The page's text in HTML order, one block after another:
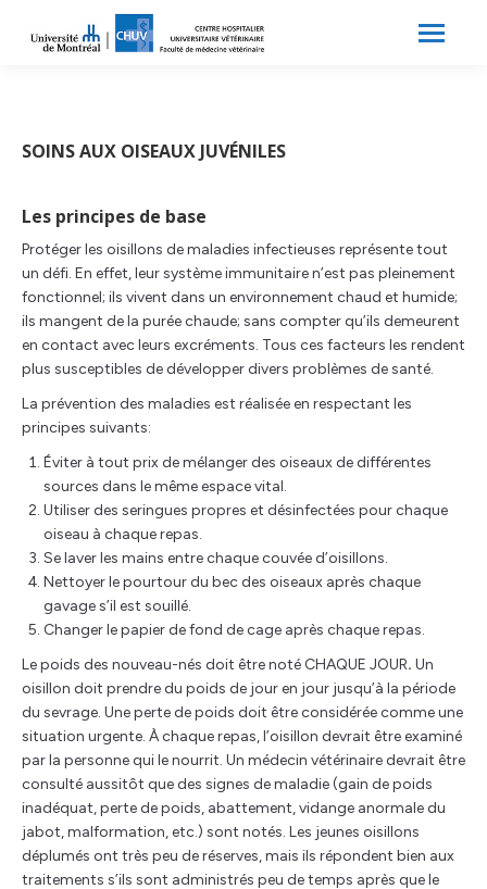
SOINS AUX OISEAUX JUVÉNILES
Les principes de base
Protéger les oisillons de maladies infectieuses représente tout
un défi. En effet, leur système immunitaire n’est pas pleinement
fonctionnel; ils vivent dans un environnement chaud et humide;
ils mangent de la purée chaude; sans compter qu’ils demeurent
en contact avec leurs excréments. Tous ces facteurs les rendent
plus susceptibles de développer divers problèmes de santé.
La prévention des maladies est réalisée en respectant les
principes suivants:
Éviter à tout prix de mélanger des oiseaux de différentes
sources dans le même espace vital.
Utiliser des seringues propres et désinfectées pour chaque
oiseau à chaque repas.
Se laver les mains entre chaque couvée d’oisillons.
Nettoyer le pourtour du bec des oiseaux après chaque
gavage s’il est souillé.
Changer le papier de fond de cage après chaque repas.
Le poids des nouveau-nés doit être noté CHAQUE JOUR. Un
oisillon doit prendre du poids de jour en jour jusqu’à la période
du sevrage. Une perte de poids doit être considérée comme une
situation urgente. À chaque repas, l’oisillon devrait être examiné
par la personne qui le nourrit. Un médecin vétérinaire devrait être
consulté aussitôt que des signes de maladie (gain de poids
inadéquat, perte de poids, abattement, vidange anormale du
jabot, malformation, etc.) sont notés. Les jeunes oisillons
déplumés ont très peu de réserves, mais ils répondent bien aux
traitements s’ils sont administrés peu de temps après que le